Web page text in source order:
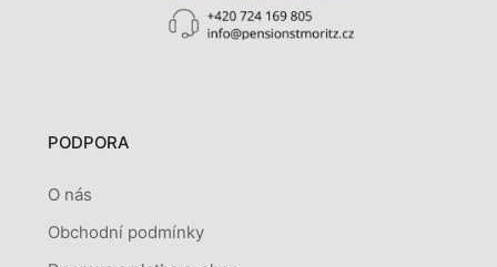
PODPORA
O nás
Obchodní podmínky